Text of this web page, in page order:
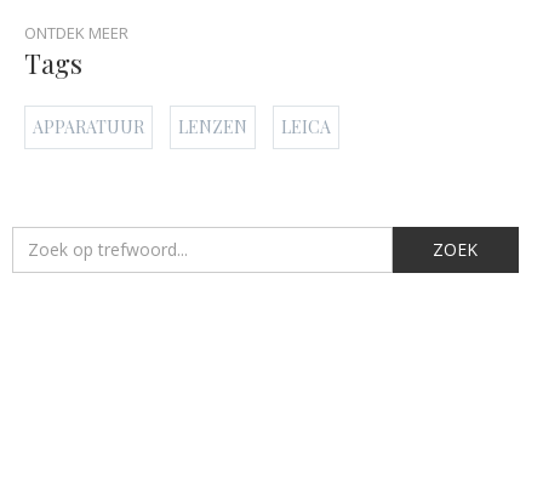
ONTDEK MEER
Tags
APPARATUUR LENZEN LEICA